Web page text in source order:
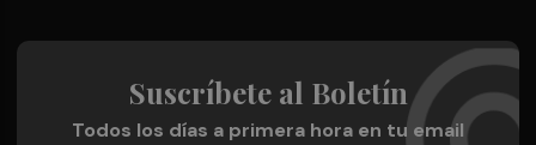
Suscríbete al Boletín
Todos los días a primera hora en tu email